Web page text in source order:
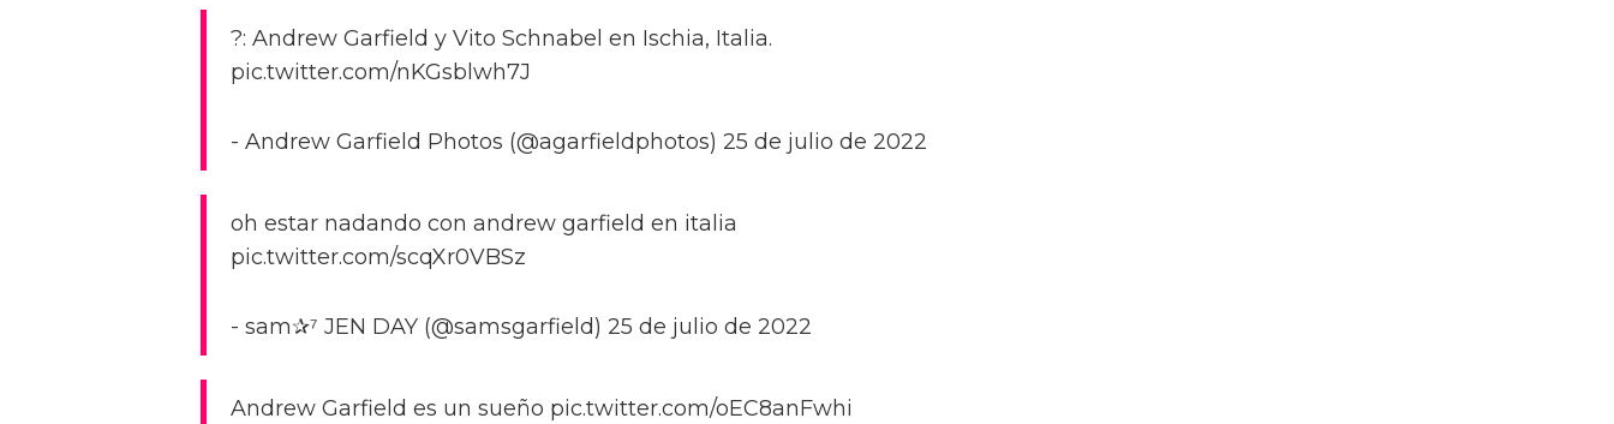
?: Andrew Garfield y Vito Schnabel en Ischia, Italia.
pic.twitter.com/nKGsblwh7J
- Andrew Garfield Photos (@agarfieldphotos) 25 de julio de 2022
oh estar nadando con andrew garfield en italia
pic.twitter.com/scqXr0VBSz
- sam✰⁷ JEN DAY (@samsgarfield) 25 de julio de 2022
Andrew Garfield es un sueño pic.twitter.com/oEC8anFwhi